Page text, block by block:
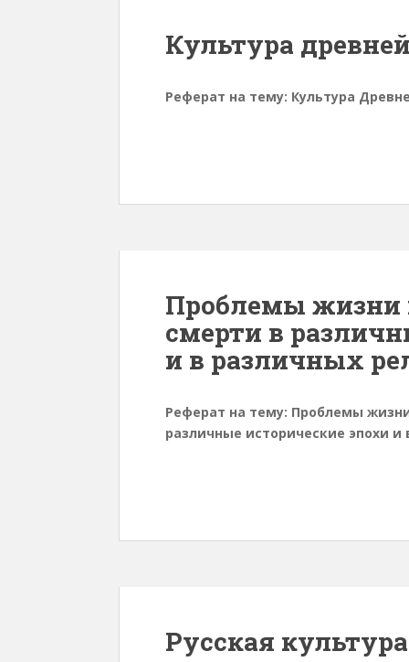
Культура
Реферат на тему: Культура
Проблемы жизни
смерти в
и в различных
Реферат на тему: Проблемы
различные исторические эпохи и
Русская